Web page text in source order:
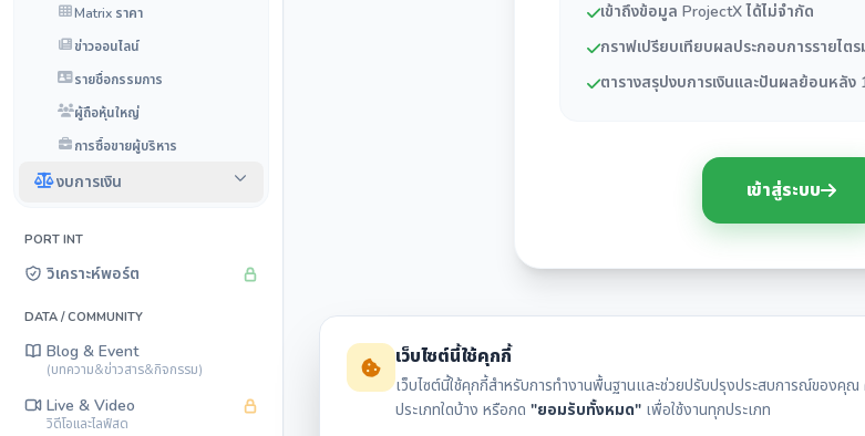
Matrix ราคา
ข่าวออนไลน์
รายชื่อกรรมการ
ผู้ถือหุ้นใหญ่
การซื้อขายผู้บริหาร
งบการเงิน
PORT INT
วิเคราะห์พอร์ต
DATA / COMMUNITY
Blog & Event
(บทความ&ข่าวสาร&กิจกรรม)
Live & Video
วิดีโอและไลฟ์สด
เข้าถึงข้อมูล ProjectX ได้ไม่จำกัด
กราฟเปรียบเทียบผลประกอบการรายไต
ตารางสรุปงบการเงินและปันผลย้อนหลัง
เข้าสู่ระบบ
เว็บไซต์นี้ใช้คุกกี้
เว็บไซต์นี้ใช้คุกกี้สำหรับการทำงานพื้นฐานและช่วยปรับปรุงประสบการณ์ของคุ
ประเภทใดบ้าง หรือกด "ยอมรับทั้งหมด" เพื่อใช้งานทุกประเภท